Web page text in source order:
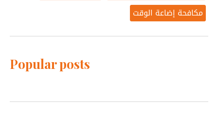
مكافحة إضاعة الوقت
Popular posts